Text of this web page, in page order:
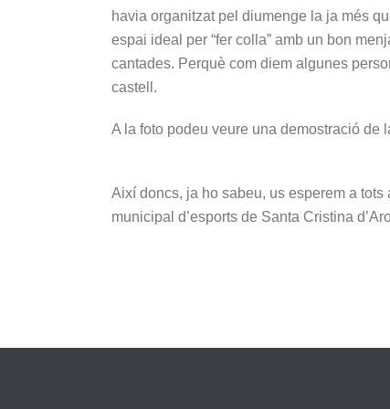
havia organitzat pel diumenge la ja més
espai ideal per “fer colla” amb un bon
cantades. Perquè com diem algunes
castell.
A la foto podeu veure una demostració de
Així doncs, ja ho sabeu, us esperem a
municipal d’esports de Santa Cristina